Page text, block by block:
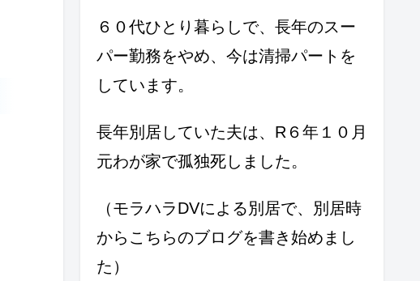
６０代ひとり暮らしで、長年のスー
パー勤務をやめ、今は清掃パートを
しています。
長年別居していた夫は、R６年１０月
元わが家で孤独死しました。
（モラハラDVによる別居で、別居時
からこちらのブログを書き始めまし
た）